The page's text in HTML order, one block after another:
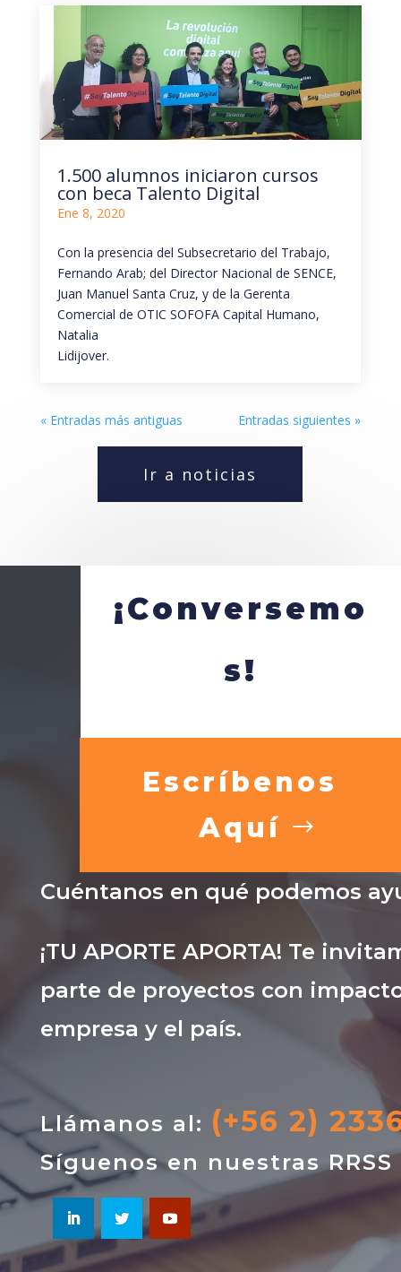
1.500 alumnos iniciaron cursos
con beca Talento Digital
Ene 8, 2020
Con la presencia del Subsecretario del Trabajo,
Fernando Arab; del Director Nacional de SENCE,
Juan Manuel Santa Cruz, y de la Gerenta
Comercial de OTIC SOFOFA Capital Humano,
Natalia
Lidijover.
« Entradas más antiguas Entradas siguientes »
Ir a noticias
¡Conversemo
s!
Escríbenos
Aquí
Cuéntanos en qué podemos
¡TU APORTE APORTA! Te
parte de proyectos con
empresa y el país.
Llámanos al: (+56 2)
Síguenos en nuestras RRSS